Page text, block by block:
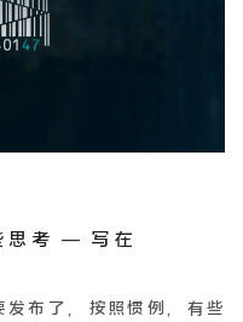
思考 – 写在
发布了，按照惯例，有些